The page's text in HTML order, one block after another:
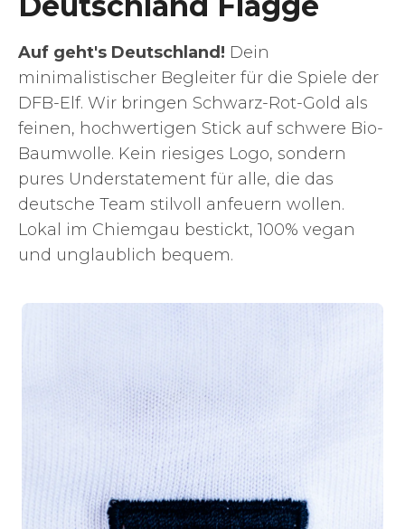
Auf geht's Deutschland! Dein
minimalistischer Begleiter für die Spiele der
DFB-Elf. Wir bringen Schwarz-Rot-Gold als
feinen, hochwertigen Stick auf schwere Bio-
Baumwolle. Kein riesiges Logo, sondern
pures Understatement für alle, die das
deutsche Team stilvoll anfeuern wollen.
Lokal im Chiemgau bestickt, 100% vegan
und unglaublich bequem.